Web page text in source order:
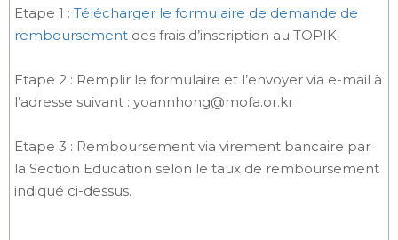
Etape 1 : Télécharger le formulaire de demande de
remboursement des frais d’inscription au TOPIK
Etape 2 : Remplir le formulaire et l’envoyer via e-mail à
l’adresse suivant : yoannhong@mofa.or.kr
Etape 3 : Remboursement via virement bancaire par
la Section Education selon le taux de remboursement
indiqué ci-dessus.